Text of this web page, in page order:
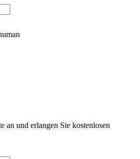
an und erlangen Sie kostenlosen